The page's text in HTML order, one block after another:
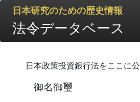
日本研究のための歴史情報
法令データベース
日本政策投資銀行法をここに公
御名御璽